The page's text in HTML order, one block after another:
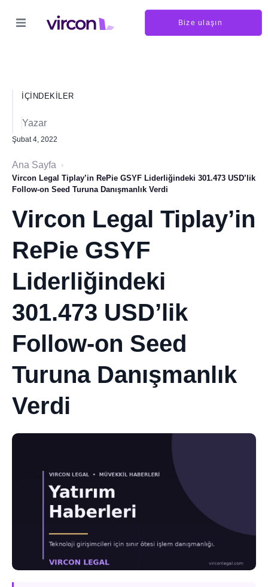
Bize ulaşın
İÇINDEKILER
Yazar
Şubat 4, 2022
Ana Sayfa
›
Vircon Legal Tiplay’in RePie GSYF Liderliğindeki 301.473 USD’lik
Follow-on Seed Turuna Danışmanlık Verdi
Vircon Legal Tiplay’in
RePie GSYF
Liderliğindeki
301.473 USD’lik
Follow-on Seed
Turuna Danışmanlık
Verdi